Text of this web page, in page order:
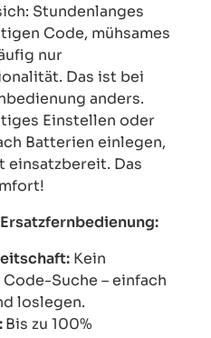
Stundenlanges
Code, mühsames
nur
Das ist bei
anders.
Einstellen oder
Batterien einlegen,
einsatzbereit. Das
Kein
Suche – einfach
loslegen.
Bis zu 100%